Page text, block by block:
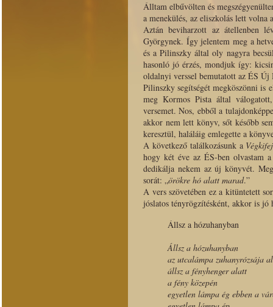
Álltam elbűvölten és
a menekülés, az eliszkolás lett volna
Aztán beviharzott az átellenben
Györgynek. Így jelentem meg a
és a Pilinszky által oly nagyra
hasonló jó érzés, mondjuk így:
oldalnyi verssel bemutatott az ÉS Új
Pilinszky segítségét megköszönni is
meg Kormos Pista által
versemet. Nos, ebből a
akkor nem lett könyv, sőt később
keresztül, haláláig emlegette a
A következő találkozásunk a
hogy két éve az ÉS-ben olvastam
dedikálja nekem az új könyvét.
sorát: „örökre hó alatt marad.”
A vers szövetében ez a kitüntetett
jóslatos tényrögzítésként, akkor is jó
Állsz a hózuhanyban
Állsz a hózuhanyban
az utcalámpa zuhanyrózsája
állsz a fényhenger alatt
a fény közepén
egyetlen lámpa ég ebben a